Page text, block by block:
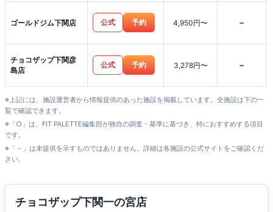
ゴールドジム下関店 公式 予約 4,950円〜 -
チョコザップ下関彦
島店
公式 予約 3,278円〜 -
※上記には、施設運営者から情報提供のあった施設を掲載しています。全施設は下の一
覧で確認できます。
※「○」は、FIT PALETTE編集部が独自の調査・基準に基づき、特におすすめする項目
です。
※「－」は未提供を示すものではありません。詳細は各施設の公式サイトをご確認くだ
さい。
チョコザップ下関一の宮店